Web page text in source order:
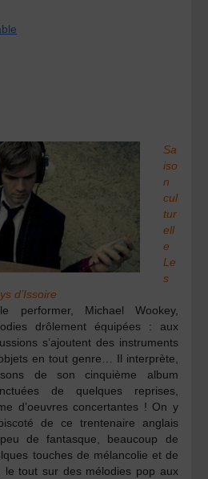
Sa
iso
n
cul
tur
ell
e
Le
s
d’Issoire
performer, Michael Wookey,
drôlement équipées : aux
s’ajoutent des instruments
en tout genre… Il interprète,
de son cinquième album
de quelques reprises,
d’oeuvres concertantes ! On y
de ce trentenaire anglais
de fantasque, beaucoup de
touches de mélancolie et de
le tout sur des mélodies pop aux